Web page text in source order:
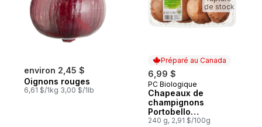
environ 2,45 $
Oignons rouges
6,61 $/1kg 3,00 $/1lb
Préparé au Canada
6,99 $
Préparé au Canada
PC Biologique
Chapeaux de
champignons
Portobello
biologiques
240 g, 2,91 $/100g
de stock